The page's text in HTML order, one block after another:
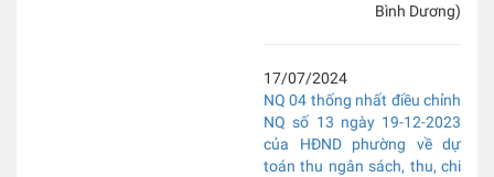
Bình Dương)
17/07/2024
NQ 04 thống nhất điều chỉnh
NQ số 13 ngày 19-12-2023
của HĐND phường về dự
toán thu ngân sách, thu, chi